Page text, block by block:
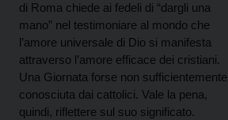
di Roma chiede ai fedeli di “dargli una
mano” nel testimoniare al mondo che
l’amore universale di Dio si manifesta
attraverso l’amore efficace dei cristiani.
Una Giornata forse non sufficientemente
conosciuta dai cattolici. Vale la pena,
quindi, riflettere sul suo significato.